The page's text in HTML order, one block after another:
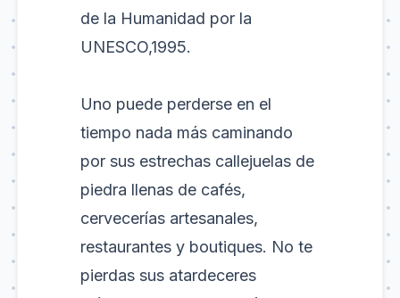
de la Humanidad por la
UNESCO,1995.
Uno puede perderse en el
tiempo nada más caminando
por sus estrechas callejuelas de
piedra llenas de cafés,
cervecerías artesanales,
restaurantes y boutiques. No te
pierdas sus atardeceres